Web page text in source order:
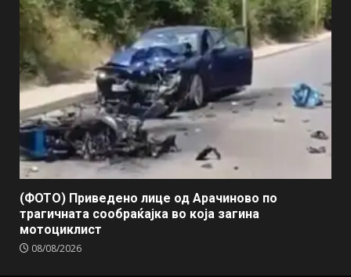
(ФОТО) Приведено лице од Арачиново по
трагичната сообраќајка во која загина
мотоциклист
08/08/2026